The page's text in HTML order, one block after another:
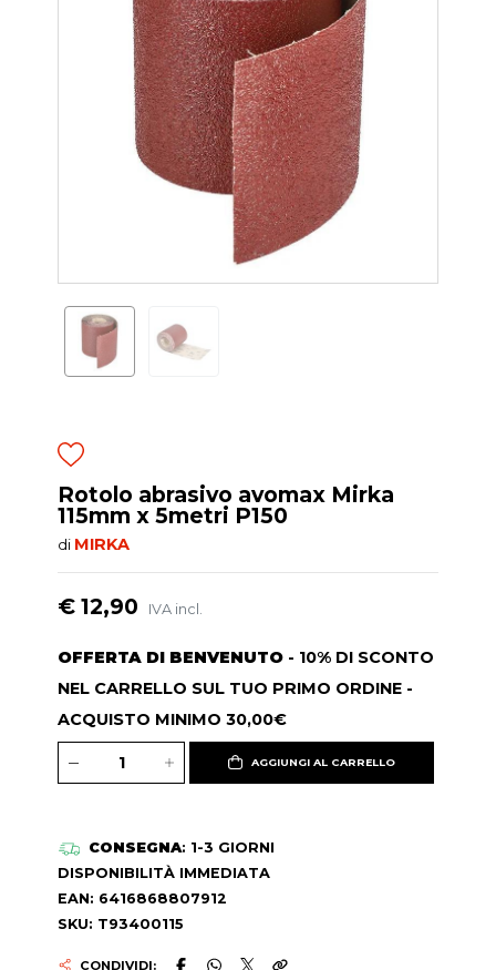
Rotolo abrasivo avomax Mirka
115mm x 5metri P150
di MIRKA
€ 12,90 IVA incl.
OFFERTA DI BENVENUTO - 10% DI SCONTO
NEL CARRELLO SUL TUO PRIMO ORDINE -
ACQUISTO MINIMO 30,00€
AGGIUNGI AL CARRELLO
CONSEGNA: 1-3 GIORNI
DISPONIBILITÀ IMMEDIATA
EAN: 6416868807912
SKU: T93400115
CONDIVIDI: